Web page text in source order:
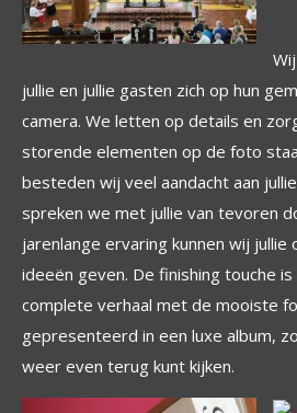
jullie en jullie gasten zich op hun
camera. We letten op details en
storende elementen op de foto
besteden wij veel aandacht aan
spreken we met jullie van tevoren
jarenlange ervaring kunnen wij jullie
ideeën geven. De finishing touche
complete verhaal met de mooiste
gepresenteerd in een luxe album,
weer even terug kunt kijken.